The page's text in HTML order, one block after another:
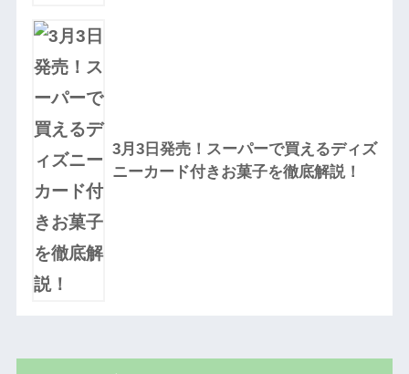
3月3日発売！スーパーで買えるディズ
ニーカード付きお菓子を徹底解説！